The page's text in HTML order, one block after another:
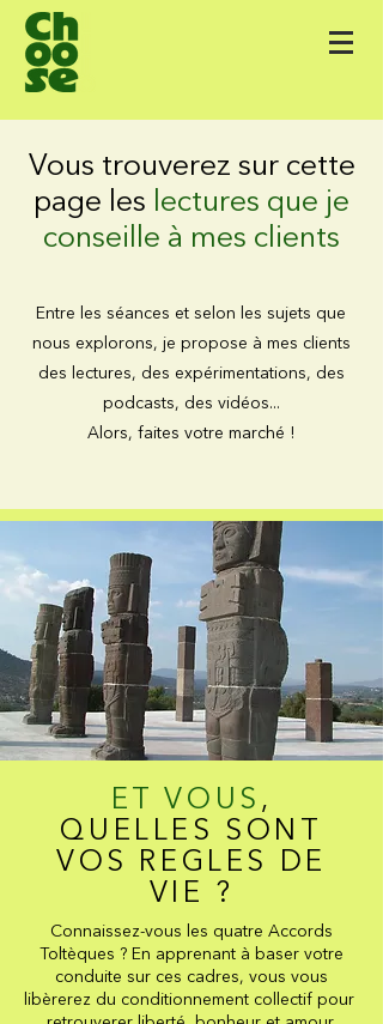
Vous trouverez sur cette
page les lectures que je
conseille à mes clients
Entre les séances et selon les sujets que
nous explorons, je propose à mes clients
des lectures, des expérimentations, des
podcasts, des vidéos...
Alors, faites votre marché !
ET VOUS ,
QUELLES SONT
VOS REGLES DE
VIE ?
Connaissez-vous les quatre Accords
Toltèques ? En apprenant à baser votre
conduite sur ces cadres, vous vous
libèrerez du conditionnement collectif pour